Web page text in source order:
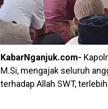
KabarNganjuk.com-
M.Si, mengajak seluruh
terhadap Allah SWT,